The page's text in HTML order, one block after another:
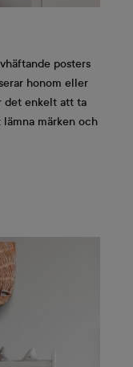
posters
honom eller
det enkelt att ta
märken och